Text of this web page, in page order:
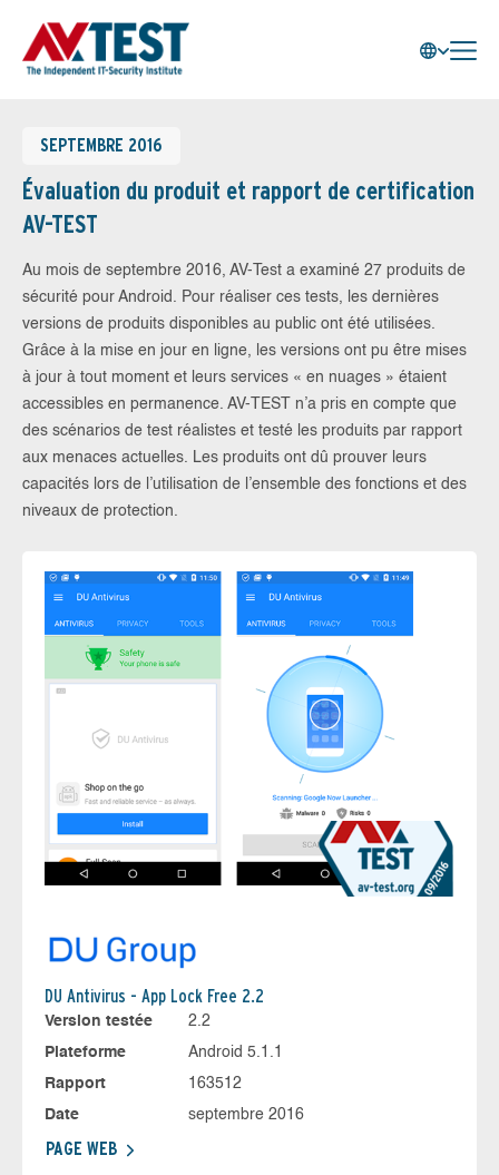
SEPTEMBRE 2016
Évaluation du produit et rapport de certification
AV-TEST
Au mois de septembre 2016, AV-Test a examiné 27 produits de
sécurité pour Android. Pour réaliser ces tests, les dernières
versions de produits disponibles au public ont été utilisées.
Grâce à la mise en jour en ligne, les versions ont pu être mises
à jour à tout moment et leurs services « en nuages » étaient
accessibles en permanence. AV-TEST n’a pris en compte que
des scénarios de test réalistes et testé les produits par rapport
aux menaces actuelles. Les produits ont dû prouver leurs
capacités lors de l’utilisation de l’ensemble des fonctions et des
niveaux de protection.
DU Antivirus - App Lock Free 2.2
Version testée
2.2
Plateforme
Android 5.1.1
Rapport
163512
Date
septembre 2016
PAGE WEB